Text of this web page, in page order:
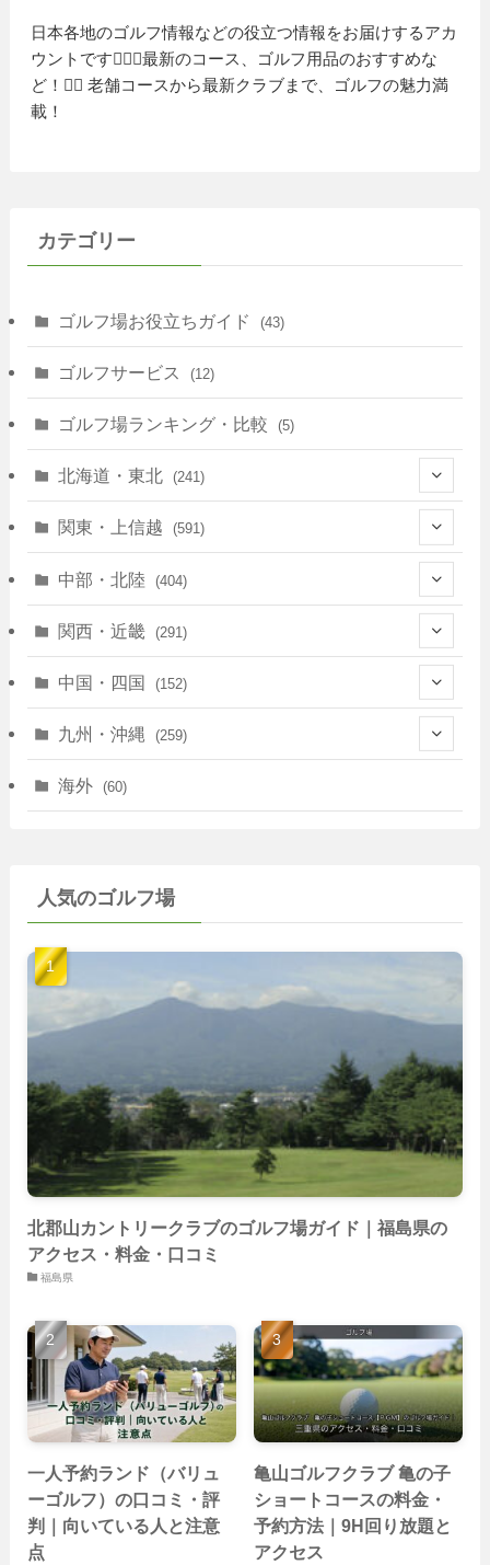
日本各地のゴルフ情報などの役立つ情報をお届けするアカ
ウントです🏌️‍♂️⛳️最新のコース、ゴルフ用品のおすすめな
ど！🏌️‍♀️ 老舗コースから最新クラブまで、ゴルフの魅力満
載！
カテゴリー
ゴルフ場お役立ちガイド (43)
ゴルフサービス (12)
ゴルフ場ランキング・比較 (5)
北海道・東北 (241)
(128)
(10)
(35)
(30)
関東・上信越 (591)
(146)
(40)
(72)
(14)
(103)
中部・北陸 (404)
(13)
(83)
(78)
(40)
(22)
関西・近畿 (291)
(39)
(25)
中国・四国 (152)
(7)
(39)
(40)
(14)
九州・沖縄 (259)
(28)
(22)
(23)
(22)
(26)
海外 (60)
人気のゴルフ場
北郡山カントリークラブのゴルフ場ガイド｜福島県の
アクセス・料金・口コミ
福島県
一人予約ランド（バリュ
ーゴルフ）の口コミ・評
判｜向いている人と注意
点
亀山ゴルフクラブ 亀の子
ショートコースの料金・
予約方法｜9H回り放題と
アクセス